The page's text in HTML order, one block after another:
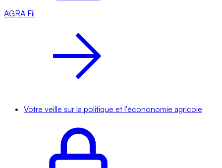
AGRA Fil
Votre veille sur la politique et l'écononomie agricole